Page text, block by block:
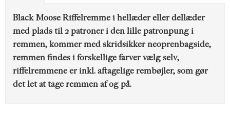
Black Moose Riffelremme i hellæder eller dellæder
med plads til 2 patroner i den lille patronpung i
remmen, kommer med skridsikker neoprenbagside,
remmen findes i forskellige farver vælg selv,
riffelremmene er inkl. aftagelige rembøjler, som gør
det let at tage remmen af og på.